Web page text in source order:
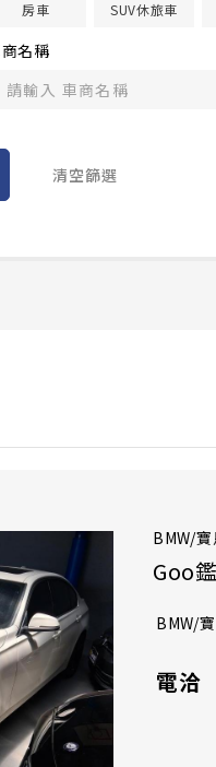
房車 SUV休旅車
名稱
清空篩選
BMW/寶
Goo
BMW/
電洽